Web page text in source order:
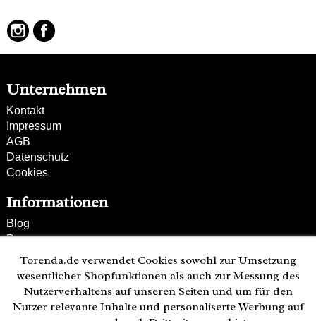
Unternehmen
Kontakt
Impressum
AGB
Datenschutz
Cookies
Informationen
Blog
Presse
Partner
Versand und Zahlung
Bestellung wiederrufen
Kunden-Hotline
Torenda.de verwendet Cookies sowohl zur Umsetzung
wesentlicher Shopfunktionen als auch zur Messung des
Nutzerverhaltens auf unseren Seiten und um für den
Nutzer relevante Inhalte und personaliserte Werbung auf